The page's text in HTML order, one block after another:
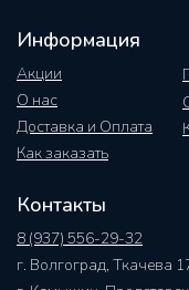
Информация
Акции
О нас
Как заказать
Доставка и Оплата
Контакты
8 (937) 556-29-32
г. Волгоград, Ткачева